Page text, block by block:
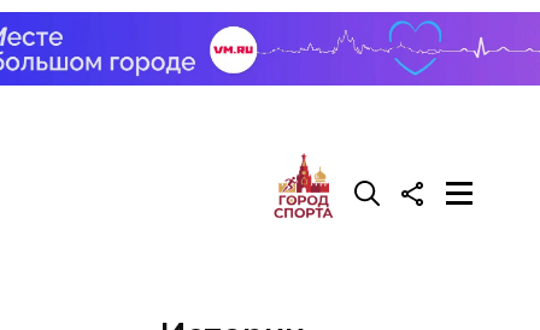
А чтобы
Гасанов
покупал